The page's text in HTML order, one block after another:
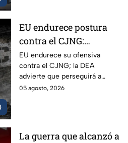
EU endurece postura
contra el CJNG:
advierte que también
irá por políticos que
protejan al cártel
EU endurece su ofensiva
contra el CJNG; la DEA
advierte que perseguirá a
políticos que protejan al cártel
05 agosto, 2026
La guerra que alcanzó a